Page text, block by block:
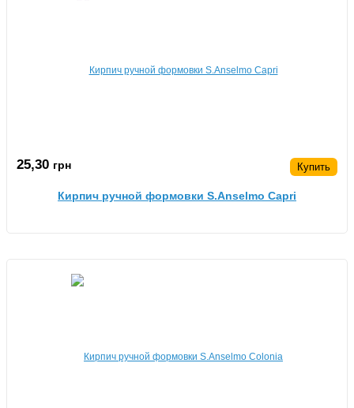
25,30 грн Купить
Кирпич ручной формовки S.Anselmo Capri